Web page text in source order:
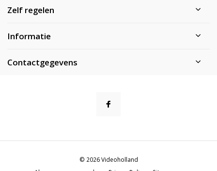
Zelf regelen
Informatie
Contactgegevens
© 2026 Videoholland